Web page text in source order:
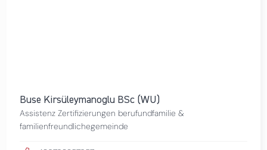
Buse Kirsüleymanoglu BSc (WU)
Assistenz Zertifizierungen berufundfamilie &
familienfreundlichegemeinde